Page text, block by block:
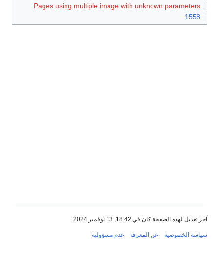
Pages using multiple image with unknown parameters
1558
آخر تعديل لهذه الصفحة كان في 18:42, 13 نوفمبر 2024.
سياسة الخصوصية عن المعرفة عدم مسؤولية